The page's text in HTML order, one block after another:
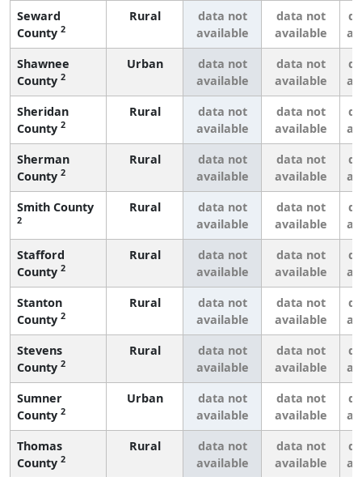
Seward
County 2
Rural
data not
available
data not
available
Shawnee
County 2
Urban
data not
available
data not
available
Sheridan
County 2
Rural
data not
available
data not
available
Sherman
County 2
Rural
data not
available
data not
available
Smith County
2
Rural
data not
available
data not
available
Stafford
County 2
Rural
data not
available
data not
available
Stanton
County 2
Rural
data not
available
data not
available
Stevens
County 2
Rural
data not
available
data not
available
Sumner
County 2
Urban
data not
available
data not
available
Thomas
County 2
Rural
data not
available
data not
available